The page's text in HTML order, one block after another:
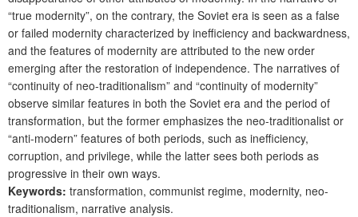
“true modernity”, on the contrary, the Soviet era is seen as a false
or failed modernity characterized by inefficiency and backwardness,
and the features of modernity are attributed to the new order
emerging after the restoration of independence. The narratives of
“continuity of neo-traditionalism” and “continuity of modernity”
observe similar features in both the Soviet era and the period of
transformation, but the former emphasizes the neo-traditionalist or
“anti-modern” features of both periods, such as inefficiency,
corruption, and privilege, while the latter sees both periods as
progressive in their own ways.
Keywords: transformation, communist regime, modernity, neo-
traditionalism, narrative analysis.